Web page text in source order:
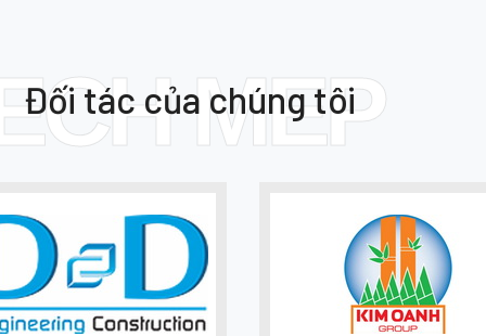
MEP
Đối tác của chúng tôi